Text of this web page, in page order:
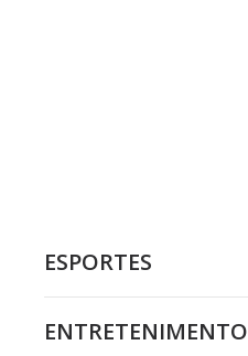
ESPORTES
ENTRETENIMENTO